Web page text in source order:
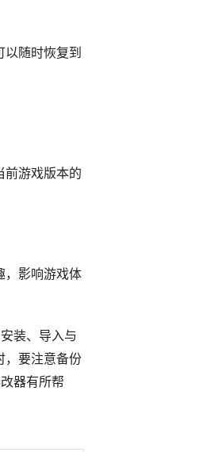
随时恢复到
前游戏版本的
，影响游戏体
装、导入与
，要注意备份
器有所帮